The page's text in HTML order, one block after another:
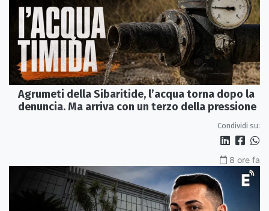
Agrumeti della Sibaritide, l’acqua torna dopo la
denuncia. Ma arriva con un terzo della pressione
Condividi su:
8 ore fa